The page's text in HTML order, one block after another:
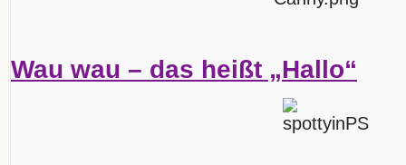
Wau wau – das heißt „Hallo“